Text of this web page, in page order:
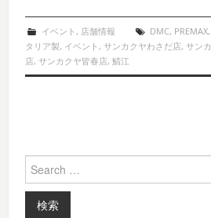
イベント , 店舗情報 DMC, PREMAX
タリア製, イベント , サンカクヤわさだ店, サン
店, サンカクヤ皆春店,鯖江
Search for: